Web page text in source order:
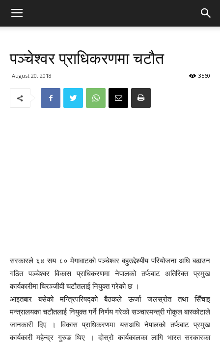
पञ्चेश्वर प्राधिकरणमा चटौत
August 20, 2018 3560
सरकारले ६४ सय ८० मेगावाटको पञ्चेश्वर बहुउद्देश्यीय परियोजना अघि बढाउन
गठित पञ्चेश्वर विकास प्राधिकरणमा नेपालको तर्फबाट अतिरिक्त प्रमुख
कार्यकारीमा चिरञ्जीवी चटौतलाई नियुक्त गरेको छ ।
आइतबार बसेको मन्त्रिपरिषद्को बैठकले ऊर्जा जलस्रोत तथा सिँचाइ
मन्त्रालयका चटौतलाई नियुक्त गर्ने निर्णय गरेको सञ्चारमन्त्री गोकुल बास्कोटाले
जानकारी दिए । विकास प्राधिकरणमा यसअघि नेपालको तर्फबाट प्रमुख
कार्यकारी महेन्द्र गुरुङ थिए । दोस्रो कार्यकालका लागि भारत सरकारका